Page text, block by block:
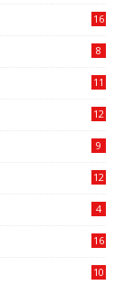
16
8
11
12
9
12
4
16
10